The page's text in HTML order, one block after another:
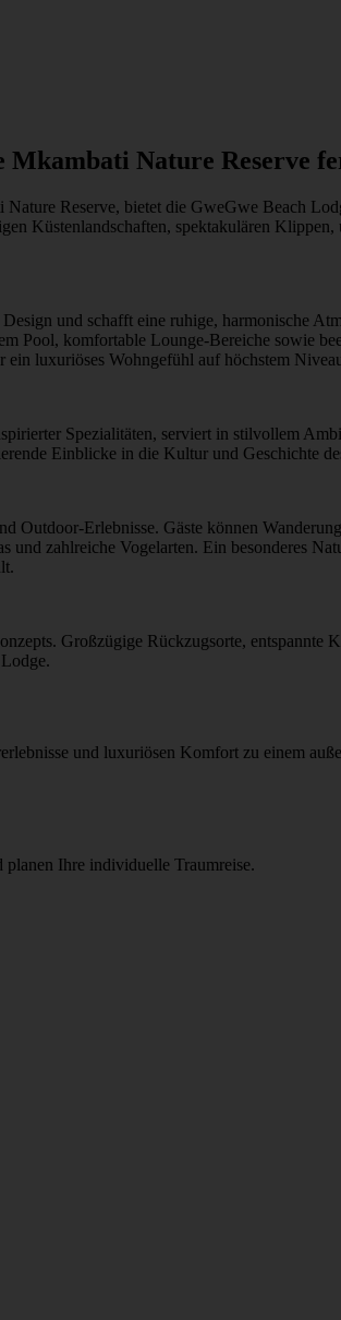
Nature Reserve
Reserve, bietet die GweGwe Beach
Küstenlandschaften, spektakulären
und schafft eine ruhige, harmonische
Pool, komfortable Lounge-Bereiche sowie
luxuriöses Wohngefühl auf höchstem
Spezialitäten, serviert in stilvollem
Einblicke in die Kultur und Geschichte
Erlebnisse. Gäste können
zahlreiche Vogelarten. Ein besonderes
Großzügige Rückzugsorte, entspannte
und luxuriösen Komfort zu einem
Ihre individuelle Traumreise.